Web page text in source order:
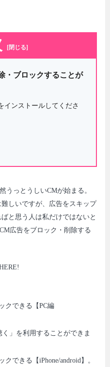
[閉じる]
・ブロックすることが
インストールしてくださ
うっとうしいCMが始まる。
しいですが、広告をスキップ
と思う人は私だけではないと
広告をブロック・削除する
クできる【PC編
」を利用することができま
できる【iPhone/android】。